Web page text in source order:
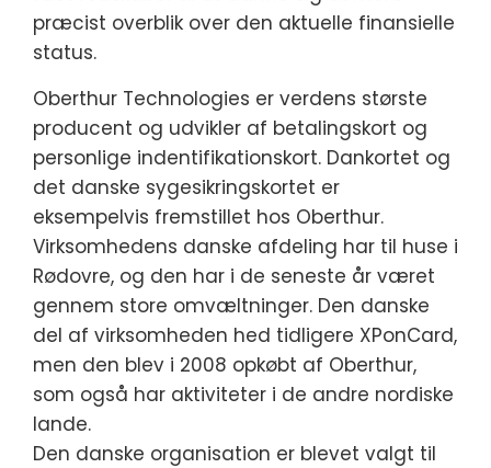
præcist overblik over den aktuelle finansielle
status.
Oberthur Technologies er verdens største
producent og udvikler af betalingskort og
personlige indentifikationskort. Dankortet og
det danske sygesikringskortet er
eksempelvis fremstillet hos Oberthur.
Virksomhedens danske afdeling har til huse i
Rødovre, og den har i de seneste år været
gennem store omvæltninger. Den danske
del af virksomheden hed tidligere XPonCard,
men den blev i 2008 opkøbt af Oberthur,
som også har aktiviteter i de andre nordiske
lande.
Den danske organisation er blevet valgt til